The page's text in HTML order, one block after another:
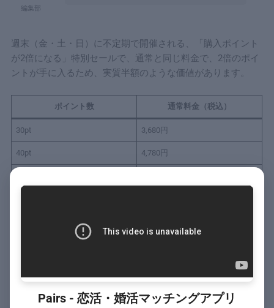
Pairs - 恋活・婚活マッチングアプリ
編集部
週末（金・土・日）に不定期で開催される、「購入ポイント
が2倍になる」特別セールで、通常と同じ料金で、2倍のポイ
ントが手に入るため、実質半額のような価値があります。
ポイント数 通常料金（税込）
30pt 3,680円
40pt 4,780円
実質半額効果：同じ金額で倍のポイントが
もらえるため、大きく節約できます。
週末に集中購入：週末にまとめてポイント